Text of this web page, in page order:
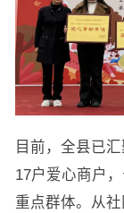
目前，全县已
17户爱心商户
重点群体。从